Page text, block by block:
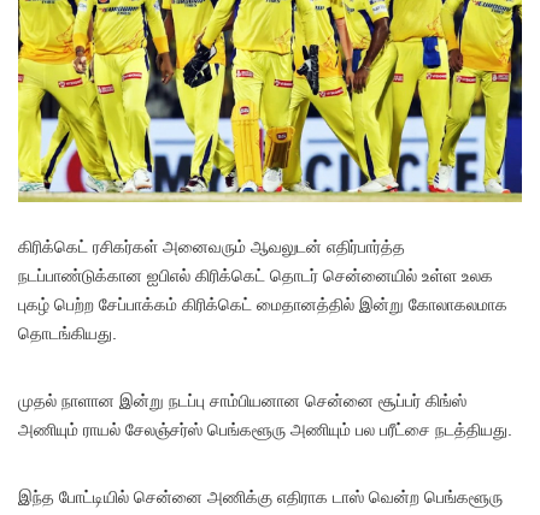
கிரிக்கெட் ரசிகர்கள் அனைவரும் ஆவலுடன் எதிர்பார்த்த
நடப்பாண்டுக்கான ஐபிஎல் கிரிக்கெட் தொடர் சென்னையில் உள்ள உலக
புகழ் பெற்ற சேப்பாக்கம் கிரிக்கெட் மைதானத்தில் இன்று கோலாகலமாக
தொடங்கியது.
முதல் நாளான இன்று நடப்பு சாம்பியனான சென்னை சூப்பர் கிங்ஸ்
அணியும் ராயல் சேலஞ்சர்ஸ் பெங்களூரு அணியும் பல பரீட்சை நடத்தியது.
இந்த போட்டியில் சென்னை அணிக்கு எதிராக டாஸ் வென்ற பெங்களூரு